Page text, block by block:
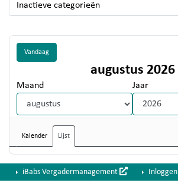
Inactieve categorieën
Vandaag
augustus 2026
Maand Jaar
Kalender Lijst
iBabs Vergadermanagement Inloggen